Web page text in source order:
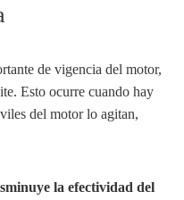
de vigencia del motor,
Esto ocurre cuando hay
del motor lo agitan,
la efectividad del